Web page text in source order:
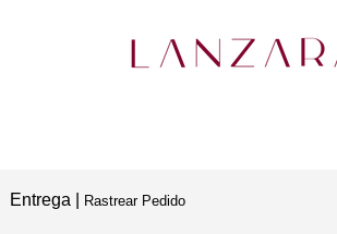
Entrega | Rastrear Pedido